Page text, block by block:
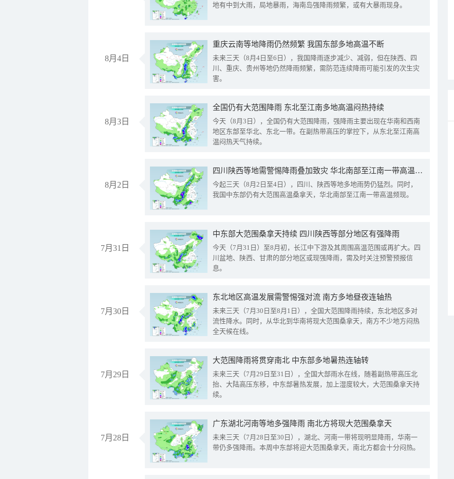
地有中到大雨，局地暴雨，海南岛强降雨频繁，或有大暴雨现身。
8月4日
重庆云南等地降雨仍然频繁 我国东部多地高温不断
未来三天（8月4日至6日），我国降雨逐步减少、减弱，但在陕西、四
川、重庆、贵州等地仍然降雨频繁，需防范连续降雨可能引发的次生灾
害。
8月3日
全国仍有大范围降雨 东北至江南多地高温闷热持续
今天（8月3日），全国仍有大范围降雨，强降雨主要出现在华南和西南
地区东部至华北、东北一带。在副热带高压的掌控下，从东北至江南高
温闷热天气持续。
8月2日
四川陕西等地需警惕降雨叠加致灾 华北南部至江南一带高温频现
今起三天（8月2日至4日），四川、陕西等地多地雨势仍猛烈。同时，
我国中东部仍有大范围高温桑拿天，华北南部至江南一带高温频现。
7月31日
中东部大范围桑拿天持续 四川陕西等部分地区有强降雨
今天（7月31日）至8月初，长江中下游及其周围高温范围或再扩大。四
川盆地、陕西、甘肃的部分地区或现强降雨，需及时关注预警预报信
息。
7月30日
东北地区高温发展需警惕强对流 南方多地昼夜连轴热
未来三天（7月30日至8月1日），全国大范围降雨持续，东北地区多对
流性降水。同时，从华北到华南将现大范围桑拿天，南方不少地方闷热
全天候在线。
7月29日
大范围降雨将贯穿南北 中东部多地暑热连轴转
未来三天（7月29日至31日），全国大部雨水在线，随着副热带高压北
抬、大陆高压东移，中东部暑热发展，加上湿度较大，大范围桑拿天持
续。
7月28日
广东湖北河南等地多强降雨 南北方将现大范围桑拿天
未来三天（7月28日至30日），湖北、河南一带将现明显降雨，华南一
带仍多强降雨。本周中东部将迎大范围桑拿天，南北方都会十分闷热。